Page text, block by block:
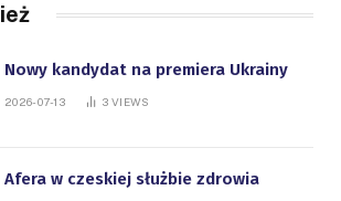
Nowy kandydat na premiera Ukrainy
2026-07-13 3 VIEWS
Afera w czeskiej służbie zdrowia